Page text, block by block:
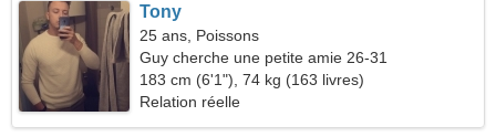
Tony
25 ans, Poissons
Guy cherche une petite amie 26-31
183 cm (6'1"), 74 kg (163 livres)
Relation réelle